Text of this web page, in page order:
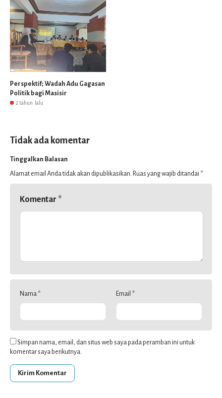
Perspektif; Wadah Adu Gagasan
Politik bagi Masisir
2 tahun lalu
Tidak ada komentar
Tinggalkan Balasan
Alamat email Anda tidak akan dipublikasikan. Ruas yang wajib ditandai *
Komentar *
Nama * Email *
Simpan nama, email, dan situs web saya pada peramban ini untuk
komentar saya berikutnya.